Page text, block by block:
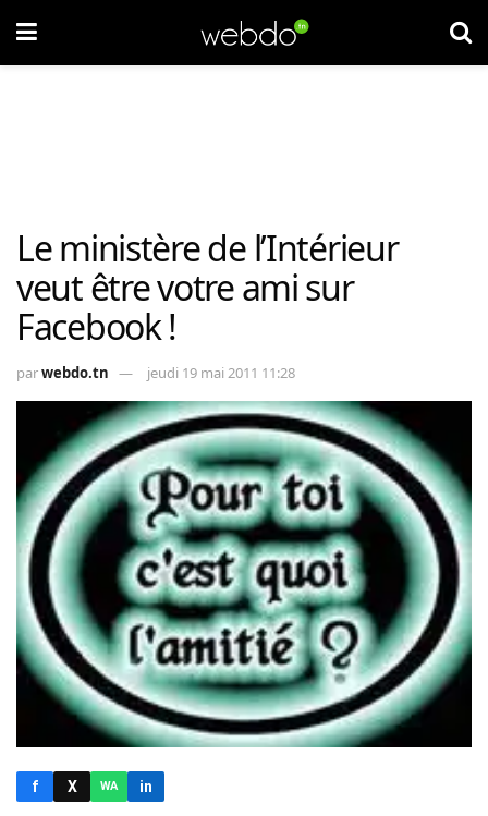
Le ministère de l’Intérieur
veut être votre ami sur
Facebook !
parwebdo.tn jeudi 19 mai 2011 11:28
f X WA in